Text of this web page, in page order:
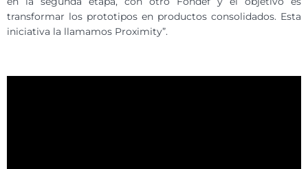
transformar los prototipos en productos consolidados. Esta
iniciativa la llamamos Proximity”.